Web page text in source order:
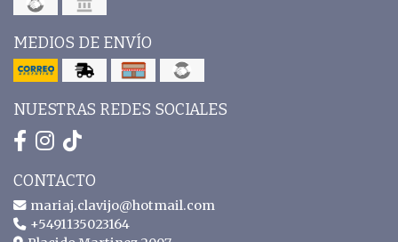
MEDIOS DE ENVÍO
NUESTRAS REDES SOCIALES
CONTACTO
mariaj.clavijo@hotmail.com
+5491135023164